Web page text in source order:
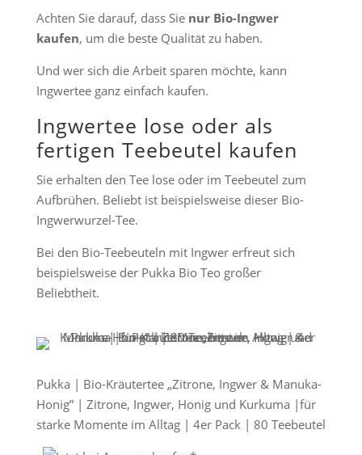
Achten Sie darauf, dass Sienur Bio-Ingwer
kaufen, um die beste Qualität zu haben.
Und wer sich die Arbeit sparen möchte, kann
Ingwertee ganz einfach kaufen.
Ingwertee lose oder als
fertigen Teebeutel kaufen
Sie erhalten den Tee lose oder im Teebeutel zum
Aufbrühen. Beliebt ist beispielsweise dieser Bio-
Ingwerwurzel-Tee.
Bei den Bio-Teebeuteln mit Ingwer erfreut sich
beispielsweise der Pukka Bio Teo großer
Beliebtheit.
Pukka | Bio-Kräutertee „Zitrone, Ingwer & Manuka-
Honig” | Zitrone, Ingwer, Honig und Kurkuma |für
starke Momente im Alltag | 4er Pack | 80 Teebeutel